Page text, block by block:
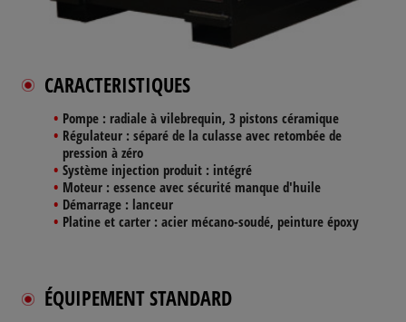
CARACTERISTIQUES
Pompe : radiale à vilebrequin, 3 pistons céramique
Régulateur : séparé de la culasse avec retombée de
pression à zéro
Système injection produit : intégré
Moteur : essence avec sécurité manque d'huile
Démarrage : lanceur
Platine et carter : acier mécano-soudé, peinture époxy
ÉQUIPEMENT STANDARD